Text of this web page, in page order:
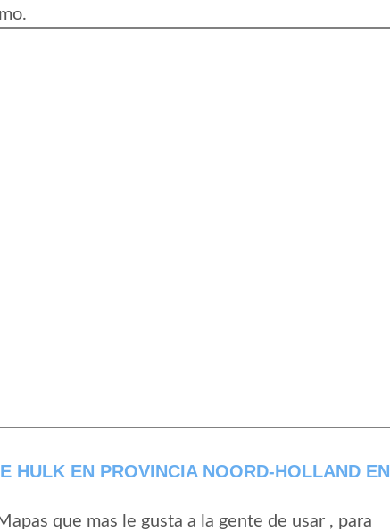
HULK EN PROVINCIA NOORD-HOLLAND EN
que mas le gusta a la gente de usar , para